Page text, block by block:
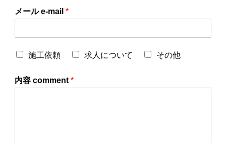
メール e-mail *
施工依頼 求人について その他
内容 comment *